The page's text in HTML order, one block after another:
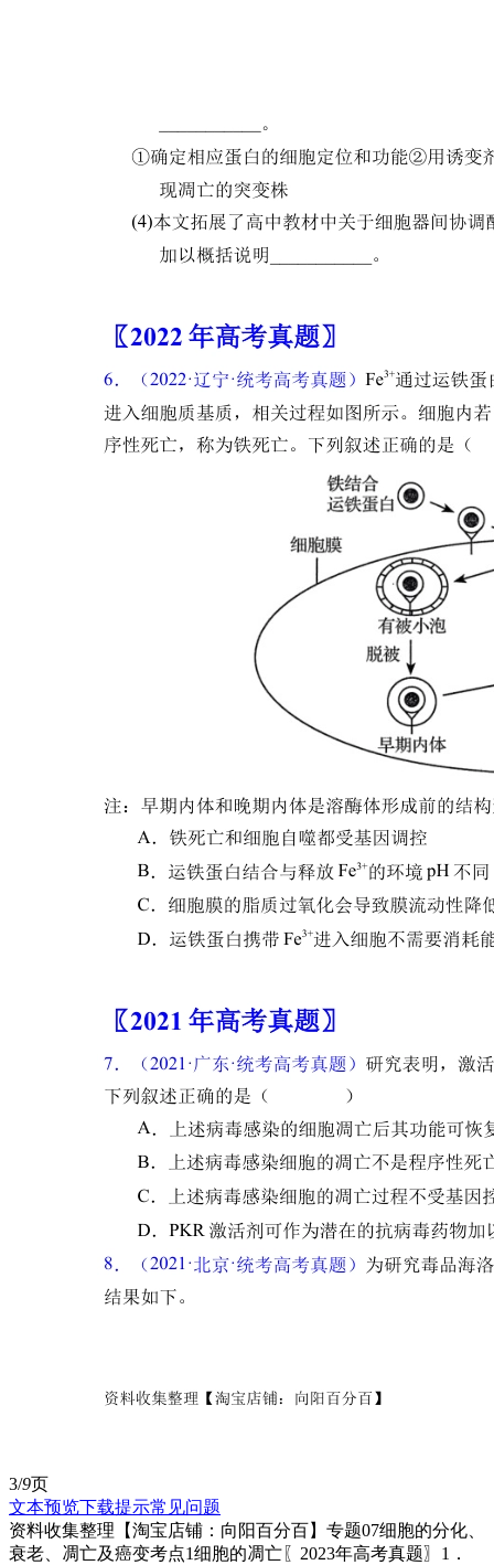
3/9页
文本预览下载提示常见问题
资料收集整理【淘宝店铺：向阳百分百】专题07细胞的分化、
衰老、凋亡及癌变考点1细胞的凋亡〖2023年高考真题〗1．